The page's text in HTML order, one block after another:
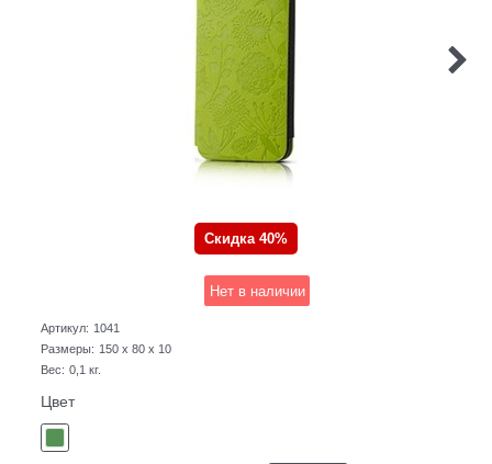
Скидка 40%
Нет в наличии
Артикул: 1041
Размеры: 150 x 80 x 10
Вес: 0,1 кг.
Цвет